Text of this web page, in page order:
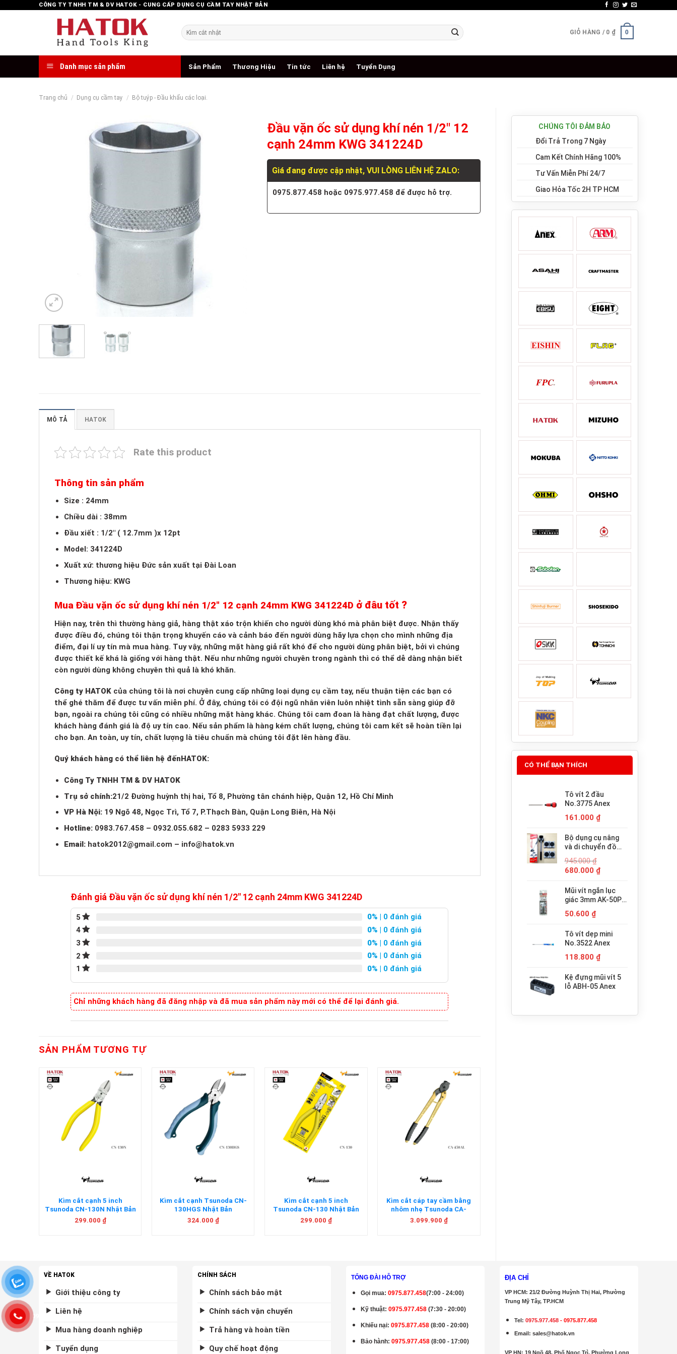
CÔNG TY TNHH TM & DV HATOK - CUNG CẤP DỤNG CỤ CẦM TAY NHẬT BẢN
Tìm
kiếm:
GIỎ HÀNG / 0 ₫ 0
Danh mục sản phẩm Sản Phẩm Thương Hiệu Tin tức Liên hệ Tuyển Dụng
Trang chủ / Dụng cụ cầm tay / Bộ tuýp - Đầu khẩu các loại.
CHÚNG TÔI ĐẢM BẢO
Đổi Trả Trong 7 Ngày
Cam Kết Chính Hãng 100%
Tư Vấn Miễn Phí 24/7
Giao Hỏa Tốc 2H TP HCM
CÓ THỂ BẠN THÍCH
Tô vít 2 đầu
No.3775 Anex
161.000 ₫
Bộ dụng cụ nâng
và di chuyển đồ
minh PICUS LP-
200N
945.000₫
Giá
là:
945.000 ₫.
680.000 ₫Giá
tại
là:
Mũi vít ngắn lục
giác 3mm AK-50P-
50.600 ₫
Tô vít dẹp mini
No.3522 Anex
118.800 ₫
Kệ đựng mũi vít 5
lỗ ABH-05 Anex
Đầu vặn ốc sử dụng khí nén 1/2″ 12
cạnh 24mm KWG 341224D
Giá đang được cập nhật, VUI LÒNG LIÊN HỆ ZALO:
0975.877.458 hoặc 0975.977.458 để được hỗ trợ.
MÔ TẢ HATOK
Rate this product
Thông tin sản phẩm
Size : 24mm
Chiều dài : 38mm
Đầu xiết : 1/2″ ( 12.7mm )x 12pt
Model: 341224D
Xuất xứ: thương hiệu Đức sản xuất tại Đài Loan
Thương hiệu: KWG
Mua Đầu vặn ốc sử dụng khí nén 1/2″ 12 cạnh 24mm KWG 341224D ở đâu tốt ?
Hiện nay, trên thì thường hàng giả, hàng thật xáo trộn khiến cho người dùng khó mà phân biệt được. Nhận thấy
được điều đó, chúng tôi thận trọng khuyến cáo và cảnh báo đến người dùng hãy lựa chọn cho mình những địa
điểm, đại lí uy tín mà mua hàng. Tuy vậy, những mặt hàng giả rất khó để cho người dùng phân biệt, bởi vì chúng
được thiết kế khá là giống với hàng thật. Nếu như những người chuyên trong ngành thì có thể dễ dàng nhận biết
còn người dùng không chuyên thì quả là khó khăn.
Công ty HATOK của chúng tôi là nơi chuyên cung cấp những loại dụng cụ cầm tay, nếu thuận tiện các bạn có
thể ghé thăm để được tư vấn miễn phí. Ở đây, chúng tôi có đội ngũ nhân viên luôn nhiệt tình sẵn sàng giúp đỡ
bạn, ngoài ra chúng tôi cũng có nhiều những mặt hàng khác. Chúng tôi cam đoan là hàng đạt chất lượng, được
khách hàng đánh giá là độ uy tín cao. Nếu sản phẩm là hàng kém chất lượng, chúng tôi cam kết sẽ hoàn tiền lại
cho bạn. An toàn, uy tín, chất lượng là tiêu chuẩn mà chúng tôi đặt lên hàng đầu.
Quý khách hàng có thể liên hệ đếnHATOK:
Công Ty TNHH TM & DV HATOK
Trụ sở chính:21/2 Đường huỳnh thị hai, Tổ 8, Phường tân chánh hiệp, Quận 12, Hồ Chí Minh
VP Hà Nội: 19 Ngõ 48, Ngọc Trì, Tổ 7, P.Thạch Bàn, Quận Long Biên, Hà Nội
Hotline: 0983.767.458 – 0932.055.682 – 0283 5933 229
Email: hatok2012@gmail.com – info@hatok.vn
Đánh giá Đầu vặn ốc sử dụng khí nén 1/2″ 12 cạnh 24mm KWG 341224D
5 0% | 0 đánh giá
4
0% | 0 đánh giá
3
0% | 0 đánh giá
2
0% | 0 đánh giá
1
0% | 0 đánh giá
Chỉ những khách hàng đã đăng nhập và đã mua sản phẩm này mới có thể để lại đánh giá.
SẢN PHẨM TƯƠNG TỰ
Kìm cắt cạnh 5 inch
Tsunoda CN-130N Nhật Bản
299.000 ₫
Kìm cắt cạnh Tsunoda CN-
130HGS Nhật Bản
324.000 ₫
Kìm cắt cạnh 5 inch
Tsunoda CN-130 Nhật Bản
299.000 ₫
Kìm cắt cáp tay cầm bằng
nhôm nhẹ Tsunoda CA-
450AL Nhật Bản
3.099.900 ₫
VỀ HATOK
Giới thiệu công ty
Liên hệ
Mua hàng doanh nghiệp
Tuyển dụng
CHÍNH SÁCH
Chính sách bảo mật
Chính sách vận chuyển
Trả hàng và hoàn tiền
Quy chế hoạt động
TỔNG ĐÀI HỖ TRỢ
Gọi mua:0975.877.458(7:00 - 24:00)
Kỹ thuật:0975.977.458 (7:30 - 20:00)
Khiếu nại: 0975.877.458 (8:00 - 20:00)
Bảo hành:0975.977.458 (8:00 - 17:00)
ĐỊA CHỈ
VP HCM: 21/2 Đường Huỳnh Thị Hai, Phường
Trung Mỹ Tây, TP.HCM
Tel:0975.977.458 -0975.877.458
Email :sales@hatok.vn
VP HN: 19 Ngõ 48, Phố Ngọc Trì, Phường Long
0975877458